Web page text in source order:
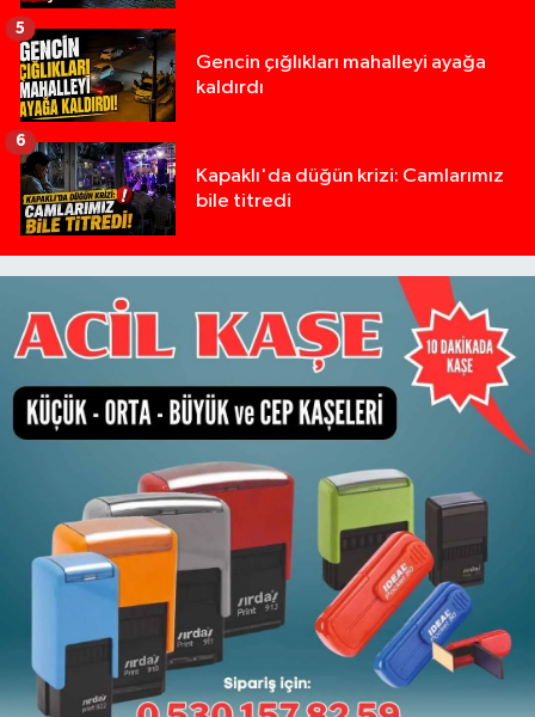
Gencin çığlıkları mahalleyi ayağa
kaldırdı
5
Kapaklı'da düğün krizi: Camlarımız
bile titredi
6